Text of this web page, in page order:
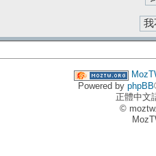
Powered by phpBB
正體中文
©